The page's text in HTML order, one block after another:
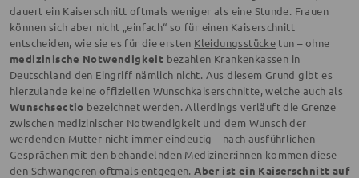
dauert ein Kaiserschnitt oftmals weniger als eine Stunde. Frauen
können sich aber nicht „einfach“ so für einen Kaiserschnitt
entscheiden, wie sie es für die ersten Kleidungsstücke tun – ohne
medizinische Notwendigkeit bezahlen Krankenkassen in
Deutschland den Eingriff nämlich nicht. Aus diesem Grund gibt es
hierzulande keine offiziellen Wunschkaiserschnitte, welche auch als
Wunschsectio bezeichnet werden. Allerdings verläuft die Grenze
zwischen medizinischer Notwendigkeit und dem Wunsch der
werdenden Mutter nicht immer eindeutig – nach ausführlichen
Gesprächen mit den behandelnden Mediziner:innen kommen diese
den Schwangeren oftmals entgegen.Aber ist ein Kaiserschnitt auf